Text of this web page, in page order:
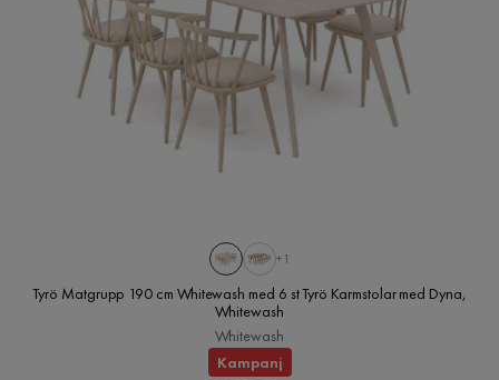
+1
Tyrö Matgrupp 190 cm Whitewash med 6 st Tyrö Karmstolar med Dyna,
Whitewash
Whitewash
Kampanj